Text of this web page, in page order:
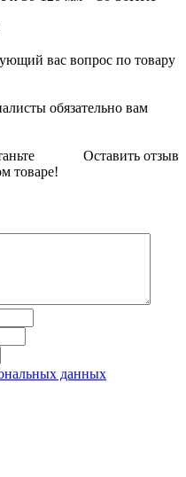
вас вопрос по товару
обязательно вам
Оставить отзыв
товаре!
данных